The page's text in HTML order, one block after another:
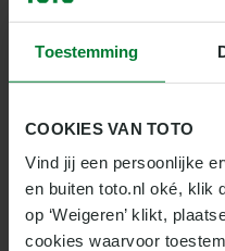
Toestemming
COOKIES VAN TOTO
Vind jij een persoonlijke
en buiten toto.nl oké, klik
op ‘Weigeren’ klikt,
cookies waarvoor
Keuken Kampioen Divisie
MVV
20 nov, 20:00
Keuken Kampioen Divisie
Vitesse
Jong AZ